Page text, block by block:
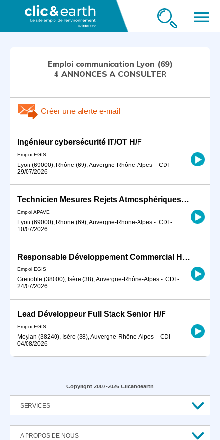
menu
Emploi communication Lyon (69)
4 ANNONCES A CONSULTER
Créer une alerte e-mail
Ingénieur cybersécurité IT/OT H/F
Emploi EGIS
Lyon (69000), Rhône (69), Auvergne-Rhône-Alpes - CDI -
29/07/2026
Technicien Mesures Rejets Atmosphériques H/F
Emploi APAVE
Lyon (69000), Rhône (69), Auvergne-Rhône-Alpes - CDI -
10/07/2026
Responsable Développement Commercial High Tech, Pharma, Spatial Défense (H/F)
Emploi EGIS
Grenoble (38000), Isère (38), Auvergne-Rhône-Alpes - CDI -
24/07/2026
Lead Développeur Full Stack Senior H/F
Emploi EGIS
Meylan (38240), Isère (38), Auvergne-Rhône-Alpes - CDI -
04/08/2026
Copyright 2007-2026 Clicandearth
SERVICES
A PROPOS DE NOUS